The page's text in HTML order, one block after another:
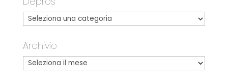
Archivio